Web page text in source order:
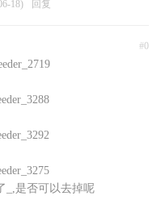
18) 回复
#0
_,是否可以去掉呢